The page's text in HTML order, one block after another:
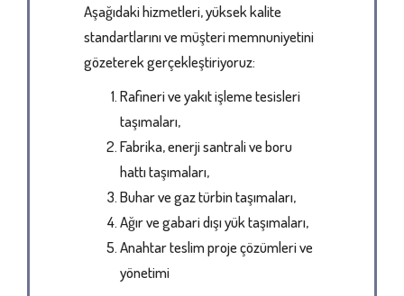
Aşağıdaki hizmetleri, yüksek kalite
standartlarını ve müşteri memnuniyetini
gözeterek gerçekleştiriyoruz:
Rafineri ve yakıt işleme tesisleri
taşımaları,
Fabrika, enerji santrali ve boru
hattı taşımaları,
Buhar ve gaz türbin taşımaları,
Ağır ve gabari dışı yük taşımaları,
Anahtar teslim proje çözümleri ve
yönetimi